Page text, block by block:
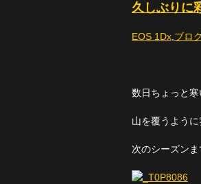
久しぶりに
EOS 1Dx ブロ
数日ちょっと寒
山を覆うよう
次のシーズン